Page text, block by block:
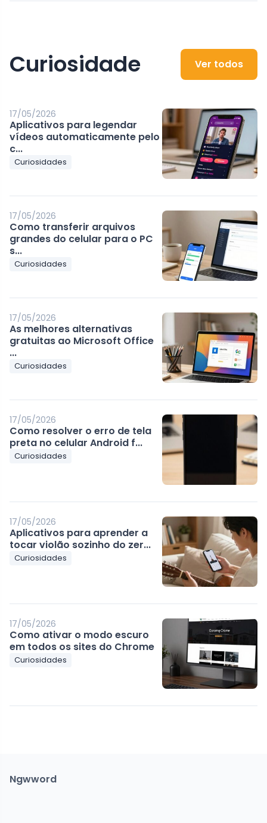
Curiosidade Ver todos
17/05/2026
Aplicativos para legendar
vídeos automaticamente pelo
c...
Curiosidades
17/05/2026
Como transferir arquivos
grandes do celular para o PC
s...
Curiosidades
17/05/2026
As melhores alternativas
gratuitas ao Microsoft Office
...
Curiosidades
17/05/2026
Como resolver o erro de tela
preta no celular Android f...
Curiosidades
17/05/2026
Aplicativos para aprender a
tocar violão sozinho do zer...
Curiosidades
17/05/2026
Como ativar o modo escuro
em todos os sites do Chrome
Curiosidades
Ngwword